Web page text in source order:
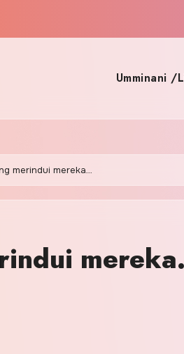
Umminani /
merindui mereka…